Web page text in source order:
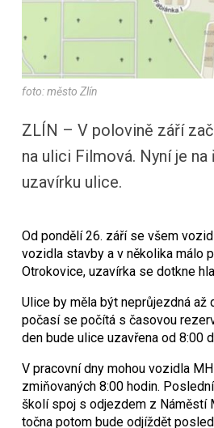
foto: město Zlín
ZLÍN – V polovině září
na ulici Filmová. Nyní je
uzavírku ulice.
Od pondělí 26. září se všem
vozidla stavby a v několika málo
Otrokovice, uzavírka se dotkne
Ulice by měla být neprůjezdná
počasí se počítá s časovou
den bude ulice uzavřena od 8:00
V pracovní dny mohou vozidla
zmiňovaných 8:00 hodin.
školí spoj s odjezdem z Náměstí
točna potom bude odjíždět